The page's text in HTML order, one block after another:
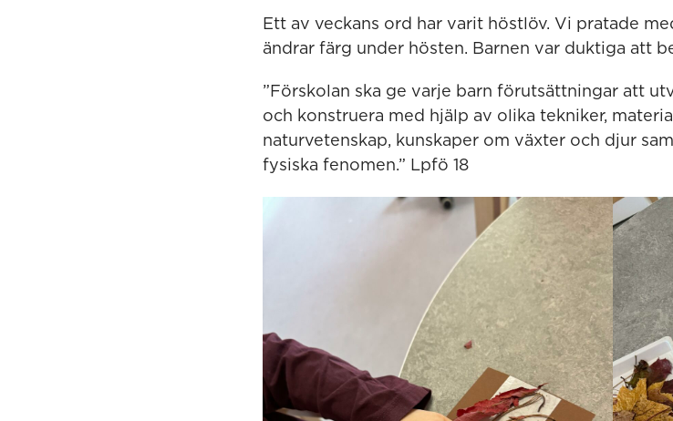
Ett av veckans ord har varit höstlöv. Vi pratade
ändrar färg under hösten. Barnen var duktiga att
”Förskolan ska ge varje barn förutsättningar att
och konstruera med hjälp av olika tekniker,
naturvetenskap, kunskaper om växter och djur
fysiska fenomen.” Lpfö 18